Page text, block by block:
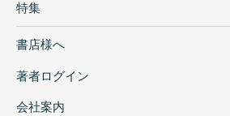
特集
書店様へ
著者ログイン
会社案内